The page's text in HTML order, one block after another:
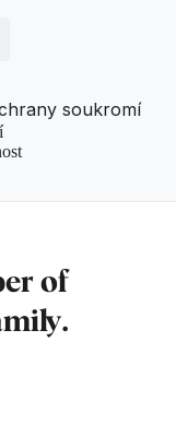
soukromí
of